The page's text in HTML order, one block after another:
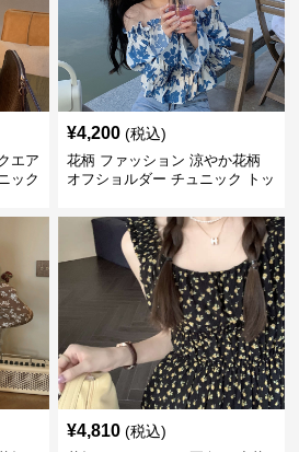
エア
ック
¥4,200 (税込)
花柄 ファッション 涼やか花柄
オフショルダー チュニック トッ
¥4,810 (税込)